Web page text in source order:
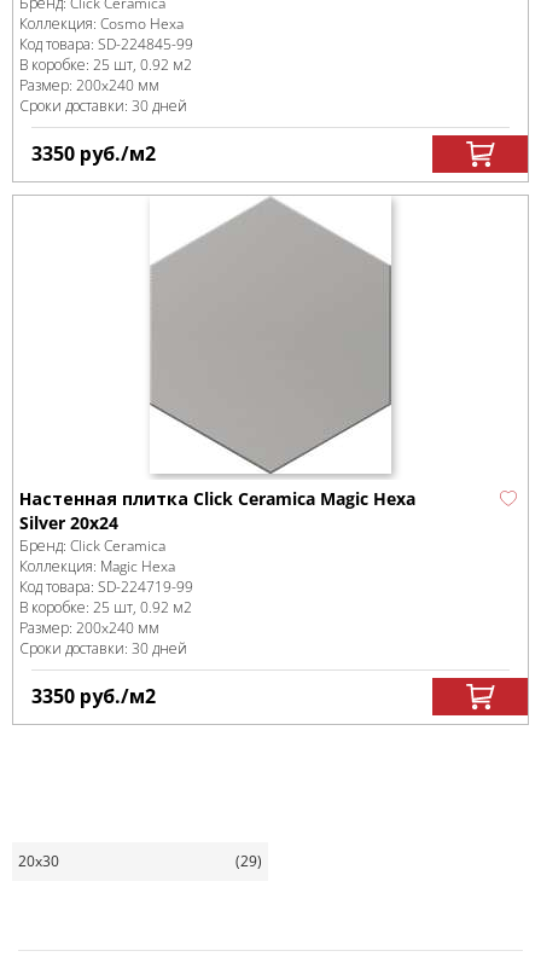
Коллекция: Cosmo Hexa
Код товара: SD-224845-99
В коробке: 25 шт, 0.92 м2
Размер: 200x240 мм
Сроки доставки: 30 дней
3350 руб./м2
Настенная плитка Click Ceramica Magic Hexa
Silver 20x24
Бренд: Click Ceramica
Коллекция: Magic Hexa
Код товара: SD-224719-99
В коробке: 25 шт, 0.92 м2
Размер: 200x240 мм
Сроки доставки: 30 дней
3350 руб./м2
20x30 (29)